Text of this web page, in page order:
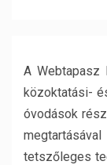
A Webtapasz
közoktatási-
óvodások
tetszőleges